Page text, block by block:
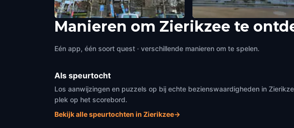
The Fat Tower The New Church
Manieren om Zierikzee te
Eén app, één soort quest · verschillende manieren om te spelen.
Als speurtocht
Los aanwijzingen en puzzels op bij echte bezienswaardigheden in
plek op het scorebord.
Bekijk alle speurtochten in Zierikzee→